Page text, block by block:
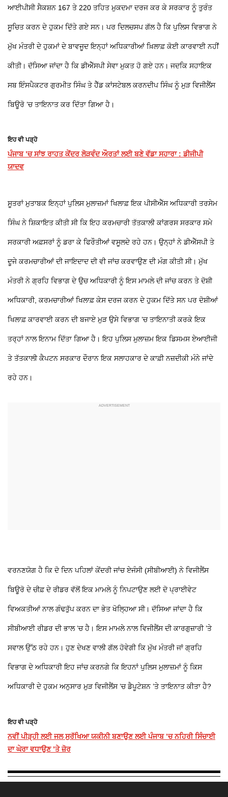
ਆਈਪੀਸੀ ਸੈਕਸ਼ਨ 167 ਤੇ 220 ਤਹਿਤ ਮੁਕਦਮਾ ਦਰਜ ਕਰ ਕੇ ਸਰਕਾਰ ਨੂੰ ਤੁਰੰਤ
ਸੂਚਿਤ ਕਰਨ ਦੇ ਹੁਕਮ ਦਿੱਤੇ ਗਏ ਸਨ। ਪਰ ਦਿਲਚਸਪ ਗੱਲ ਹੈ ਕਿ ਪੁਲਿਸ ਵਿਭਾਗ ਨੇ
ਮੁੱਖ ਮੰਤਰੀ ਦੇ ਹੁਕਮਾਂ ਦੇ ਬਾਵਜੂਦ ਇਨ੍ਹਾਂ ਅਧਿਕਾਰੀਆਂ ਖ਼ਿਲਾਫ਼ ਕੋਈ ਕਾਰਵਾਈ ਨਹੀਂ
ਕੀਤੀ। ਦੱਸਿਆ ਜਾਂਦਾ ਹੈ ਕਿ ਡੀਐੱਸਪੀ ਸੇਵਾ ਮੁਕਤ ਹੋ ਗਏ ਹਨ। ਜਦਕਿ ਸਹਾਇਕ
ਸਬ ਇੰਸਪੈਕਟਰ ਗੁਰਮੀਤ ਸਿੰਘ ਤੇ ਹੈੱਡ ਕਾਂਸਟੇਬਲ ਕਰਨਦੀਪ ਸਿੰਘ ਨੂੰ ਮੁੜ ਵਿਜੀਲੈਂਸ
ਬਿਊਰੋ ’ਚ ਤਾਇਨਾਤ ਕਰ ਦਿੱਤਾ ਗਿਆ ਹੈ।
ਇਹ ਵੀ ਪੜ੍ਹੋ
ਪੰਜਾਬ ’ਚ ਸਾਂਝ ਰਾਹਤ ਕੇਂਦਰ ਲੋੜਵੰਦ ਔਰਤਾਂ ਲਈ ਬਣੇ ਵੱਡਾ ਸਹਾਰਾ : ਡੀਜੀਪੀ
ਯਾਦਵ
ਸੂਤਰਾਂ ਮੁਤਾਬਕ ਇਨ੍ਹਾਂ ਪੁਲਿਸ ਮੁਲਾਜ਼ਮਾਂ ਖਿਲਾਫ਼ ਇਕ ਪੀਸੀਐੱਸ ਅਧਿਕਾਰੀ ਤਰਸੇਮ
ਸਿੰਘ ਨੇ ਸ਼ਿਕਾਇਤ ਕੀਤੀ ਸੀ ਕਿ ਇਹ ਕਰਮਚਾਰੀ ਤੱਤਕਾਲੀ ਕਾਂਗਰਸ ਸਰਕਾਰ ਸਮੇ
ਸਰਕਾਰੀ ਅਫ਼ਸਰਾਂ ਨੂੰ ਡਰਾ ਕੇ ਫਿਰੌਤੀਆਂ ਵਸੂਲਦੇ ਰਹੇ ਹਨ। ਉਨ੍ਹਾਂ ਨੇ ਡੀਐੱਸਪੀ ਤੇ
ਦੂਜੇ ਕਰਮਚਾਰੀਆਂ ਦੀ ਜਾਇਦਾਦ ਦੀ ਵੀ ਜਾਂਚ ਕਰਵਾਉਣ ਦੀ ਮੰਗ ਕੀਤੀ ਸੀ। ਮੁੱਖ
ਮੰਤਰੀ ਨੇ ਗ੍ਰਹਿ ਵਿਭਾਗ ਦੇ ਉਚ ਅਧਿਕਾਰੀ ਨੂੰ ਇਸ ਮਾਮਲੇ ਦੀ ਜਾਂਚ ਕਰਨ ਤੇ ਦੋਸ਼ੀ
ਅਧਿਕਾਰੀ, ਕਰਮਚਾਰੀਆਂ ਖਿਲਾਫ਼ ਕੇਸ ਦਰਜ ਕਰਨ ਦੇ ਹੁਕਮ ਦਿੱਤੇ ਸਨ ਪਰ ਦੋਸ਼ੀਆਂ
ਖਿਲਾਫ਼ ਕਾਰਵਾਈ ਕਰਨ ਦੀ ਬਜਾਏ ਮੁੜ ਉਸੇ ਵਿਭਾਗ ’ਚ ਤਾਇਨਾਤੀ ਕਰਕੇ ਇਕ
ਤਰ੍ਹਾਂ ਨਾਲ ਇਨਾਮ ਦਿੱਤਾ ਗਿਆ ਹੈ। ਇਹ ਪੁਲਿਸ ਮੁਲਾਜ਼ਮ ਇਕ ਡਿਸਮਸ ਏਆਈਜੀ
ਤੇ ਤੱਤਕਾਲੀ ਕੈਪਟਨ ਸਰਕਾਰ ਦੌਰਾਨ ਇਕ ਸਲਾਹਕਾਰ ਦੇ ਕਾਫ਼ੀ ਨਜ਼ਦੀਕੀ ਮੰਨੇ ਜਾਂਦੇ
ਰਹੇ ਹਨ।
ਵਰਨਣਯੋਗ ਹੈ ਕਿ ਦੋ ਦਿਨ ਪਹਿਲਾਂ ਕੇਂਦਰੀ ਜਾਂਚ ਏਜੰਸੀ (ਸੀਬੀਆਈ) ਨੇ ਵਿਜੀਲੈਂਸ
ਬਿਊਰੋ ਦੇ ਚੀਫ਼ ਦੇ ਰੀਡਰ ਵੱਲੋਂ ਇਕ ਮਾਮਲੇ ਨੂੰ ਨਿਪਟਾਉਣ ਲਈ ਦੋ ਪ੍ਰਾਈਵੇਟ
ਵਿਅਕਤੀਆਂ ਨਾਲ ਗੰਢਤੁੱਪ ਕਰਨ ਦਾ ਭੇਤ ਖੋਲ੍ਹਿਆ ਸੀ। ਦੱਸਿਆ ਜਾਂਦਾ ਹੈ ਕਿ
ਸੀਬੀਆਈ ਰੀਡਰ ਦੀ ਭਾਲ ’ਚ ਹੈ। ਇਸ ਮਾਮਲੇ ਨਾਲ ਵਿਜੀਲੈਂਸ ਦੀ ਕਾਰਗੁਜ਼ਾਰੀ ’ਤੇ
ਸਵਾਲ ਉੱਠ ਰਹੇ ਹਨ। ਹੁਣ ਦੇਖਣ ਵਾਲੀ ਗੱਲ ਹੋਵੇਗੀ ਕਿ ਮੁੱਖ ਮੰਤਰੀ ਜਾਂ ਗ੍ਰਹਿ
ਵਿਭਾਗ ਦੇ ਅਧਿਕਾਰੀ ਇਹ ਜਾਂਚ ਕਰਨਗੇ ਕਿ ਇਹਨਾਂ ਪੁਲਿਸ ਮੁਲਾਜ਼ਮਾਂ ਨੂੰ ਕਿਸ
ਅਧਿਕਾਰੀ ਦੇ ਹੁਕਮ ਅਨੁਸਾਰ ਮੁੜ ਵਿਜੀਲੈਂਸ ’ਚ ਡੈਪੂਟੇਸ਼ਨ ’ਤੇ ਤਾਇਨਾਤ ਕੀਤਾ ਹੈ?
ਇਹ ਵੀ ਪੜ੍ਹੋ
ਨਵੀਂ ਪੀੜ੍ਹੀ ਲਈ ਜਲ ਸੁਰੱਖਿਆ ਯਕੀਨੀ ਬਣਾਉਣ ਲਈ ਪੰਜਾਬ ’ਚ ਨਹਿਰੀ ਸਿੰਚਾਈ
ਦਾ ਘੇਰਾ ਵਧਾਉਣ ’ਤੇ ਜ਼ੋਰ